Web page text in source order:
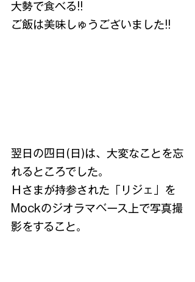
大勢で食べる!!
ご飯は美味しゅうございました!!
翌日の四日(日)は、大変なことを忘
れるところでした。
Ｈさまが持参された「リジェ」を
Mockのジオラマベース上で写真撮
影をすること。